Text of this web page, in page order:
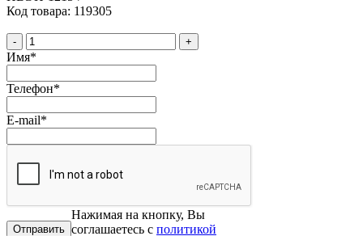
Код товара: 119305
- +
Имя*
Телефон*
E-mail*
Нажимая на кнопку, Вы
соглашаетесь с политикой